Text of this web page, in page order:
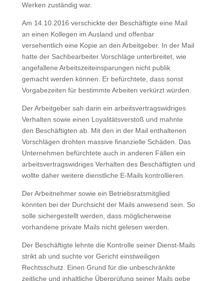
Werken zuständig war.
Am 14.10.2016 verschickte der Beschäftigte eine Mail
an einen Kollegen im Ausland und offenbar
versehentlich eine Kopie an den Arbeitgeber. In der Mail
hatte der Sachbearbeiter Vorschläge unterbreitet, wie
angefallene Arbeitszeiteinsparungen nicht publik
gemacht werden können. Er befürchtete, dass sonst
Vorgabezeiten für bestimmte Arbeiten verkürzt würden.
Der Arbeitgeber sah darin ein arbeitsvertragswidriges
Verhalten sowie einen Loyalitätsverstoß und mahnte
den Beschäftigten ab. Mit den in der Mail enthaltenen
Vorschlägen drohten massive finanzielle Schäden. Das
Unternehmen befürchtete auch in anderen Fällen ein
arbeitsvertragswidriges Verhalten des Beschäftigten und
wollte daher weitere dienstliche E-Mails kontrollieren.
Der Arbeitnehmer sowie ein Betriebsratsmitglied
könnten bei der Durchsicht der Mails anwesend sein. So
solle sichergestellt werden, dass möglicherweise
vorhandene private Mails nicht gelesen werden.
Der Beschäftigte lehnte die Kontrolle seiner Dienst-Mails
strikt ab und suchte vor Gericht einstweiligen
Rechtsschutz. Einen Grund für die unbeschränkte
zeitliche und inhaltliche Überprüfung seiner Mails gebe